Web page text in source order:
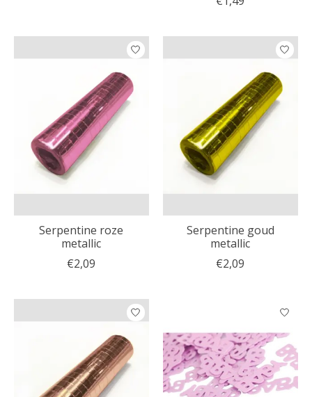
Serpentine roze
metallic
€2,09
Serpentine goud
metallic
€2,09